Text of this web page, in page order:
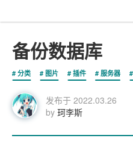
备份数据库
分类 图片 插件 服务器
发布于 2022.03.26
by 珂李斯